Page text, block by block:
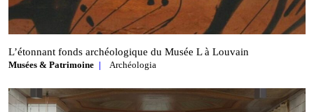
L’étonnant fonds archéologique du Musée L à Louvain
Musées & Patrimoine Archéologia